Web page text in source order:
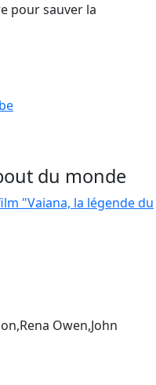
pour sauver la
du monde
"Vaiana, la légende du
Owen,John